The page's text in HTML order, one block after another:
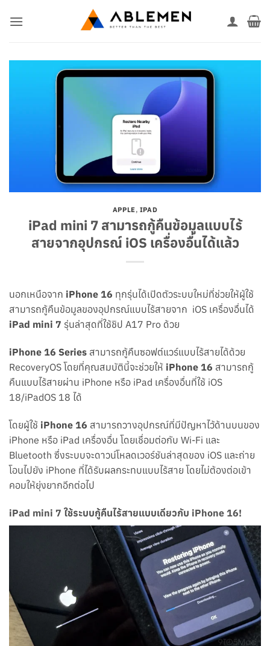
APPLE, IPAD
iPad mini 7 สามารถกู้คืนข้อมูลแบบไร้
สายจากอุปกรณ์ iOS เครื่องอื่นได้แล้ว
นอกเหนือจาก iPhone 16 ทุกรุ่นได้เปิดตัวระบบใหม่ที่ช่วยให้ผู้ใช้
สามารถกู้คืนข้อมูลของอุปกรณ์แบบไร้สายจาก iOS เครื่องอื่นได้
iPad mini 7 รุ่นล่าสุดที่ใช้ชิป A17 Pro ด้วย
iPhone 16 Series สามารถกู้คืนซอฟต์แวร์แบบไร้สายได้ด้วย
RecoveryOS โดยที่คุณสมบัตินี้จะช่วยให้ iPhone 16 สามารถกู้
คืนแบบไร้สายผ่าน iPhone หรือ iPad เครื่องอื่นที่ใช้ iOS
18/iPadOS 18 ได้
โดยผู้ใช้ iPhone 16 สามารถวางอุปกรณ์ที่มีปัญหาไว้ด้านบนของ
iPhone หรือ iPad เครื่องอื่น โดยเชื่อมต่อกับ Wi-Fi และ
Bluetooth ซึ่งระบบจะดาวน์โหลดเวอร์ชันล่าสุดของ iOS และถ่าย
โอนไปยัง iPhone ที่ได้รับผลกระทบแบบไร้สาย โดยไม่ต้องต่อเข้า
คอมให้ยุ่งยากอีกต่อไป
iPad mini 7 ใช้ระบบกู้คืนไร้สายแบบเดียวกับ iPhone 16!